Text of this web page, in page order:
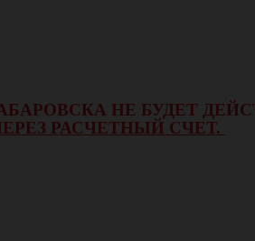
НЕ БУДЕТ
РАСЧЕТНЫЙ СЧЕТ.